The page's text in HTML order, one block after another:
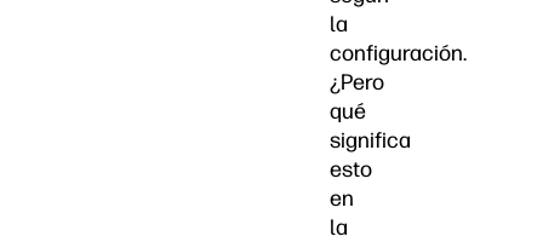
la
configuración.
¿Pero
qué
significa
esto
en
la